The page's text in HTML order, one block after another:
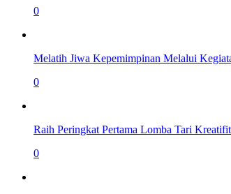
0
Melatih Jiwa Kepemimpinan Melalui
0
Raih Peringkat Pertama Lomba Tari
0